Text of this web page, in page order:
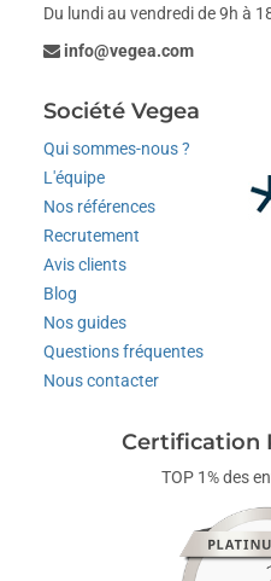
Du lundi au vendredi de 9h à
info@vegea.com
Société Vegea
Qui sommes-nous ?
L'équipe
Nos références
Recrutement
Avis clients
Blog
Nos guides
Questions fréquentes
Nous contacter
Certification
TOP 1% des